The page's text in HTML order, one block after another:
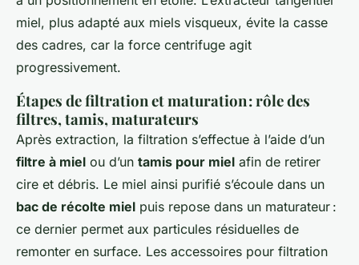
miel, plus adapté aux miels visqueux, évite la casse
des cadres, car la force centrifuge agit
progressivement.
Étapes de filtration et maturation : rôle des
filtres, tamis, maturateurs
Après extraction, la filtration s’effectue à l’aide d’un
filtre à miel ou d’un tamis pour miel afin de retirer
cire et débris. Le miel ainsi purifié s’écoule dans un
bac de récolte miel puis repose dans un maturateur :
ce dernier permet aux particules résiduelles de
remonter en surface. Les accessoires pour filtration